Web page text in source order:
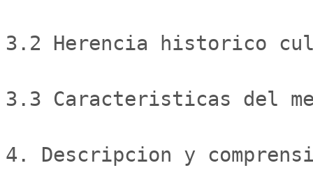
3.2 Herencia historico
3.3 Caracteristicas del
4. Descripcion y